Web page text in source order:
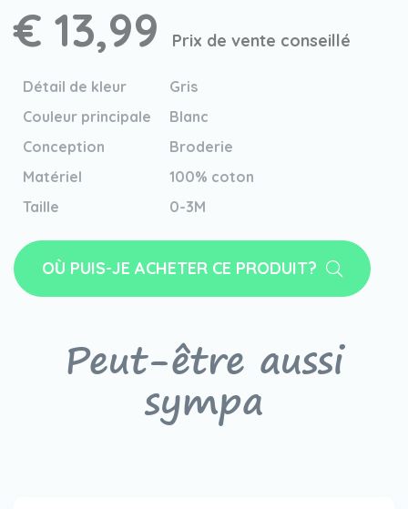
€ 13,99 Prix de vente conseillé
Détail de kleur
Gris
Couleur principale
Blanc
Conception
Broderie
Matériel
100% coton
Taille
0-3M
OÙ PUIS-JE ACHETER CE PRODUIT?
Peut-être aussi
sympa